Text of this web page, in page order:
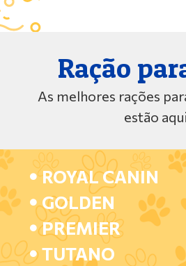
Ração
As melhores rações
estão aqui
ROYAL CANIN
GOLDEN
PREMIER
TUTANO